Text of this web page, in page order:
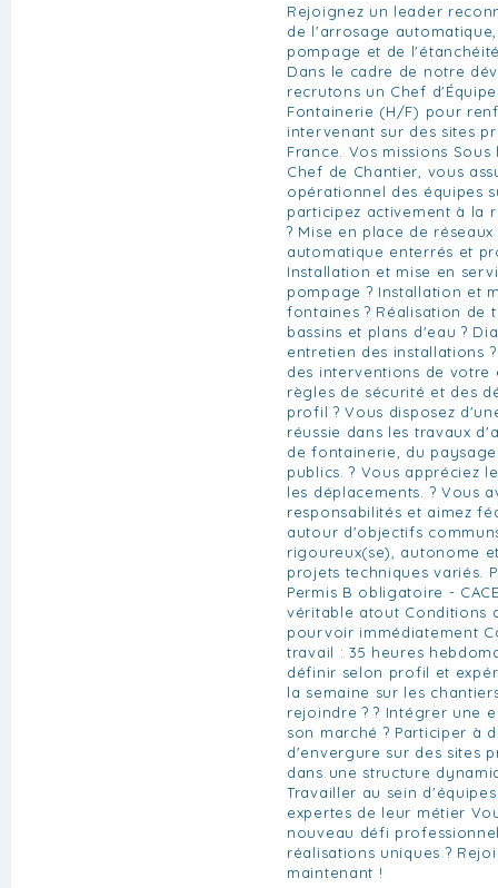
Rejoignez un leader
de l'arrosage
pompage et de
Dans le cadre de notre
recrutons un Chef
Fontainerie (H/F) pour
intervenant sur des sites
France. Vos missions
Chef de Chantier, vous
opérationnel des équipes
participez activement à la
? Mise en place de
automatique enterrés et
Installation et mise en
pompage ? Installation et
fontaines ? Réalisation de
bassins et plans d'eau ?
entretien des installations
des interventions de votre
règles de sécurité et des
profil ? Vous disposez
réussie dans les travaux
de fontainerie, du
publics. ? Vous appréciez
les déplacements. ? Vous
responsabilités et aimez
autour d'objectifs
rigoureux(se), autonome
projets techniques variés.
Permis B obligatoire -
véritable atout Conditions
pourvoir immédiatement
travail : 35 heures
définir selon profil et
la semaine sur les
rejoindre ? ? Intégrer une
son marché ? Participer à
d'envergure sur des sites
dans une structure
Travailler au sein
expertes de leur métier
nouveau défi
réalisations uniques ?
maintenant !